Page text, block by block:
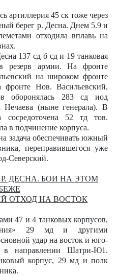
артиллерия 45 ск тоже через
берег р. Десна. Днем 5.9 и
отходила вплавь на
137 сд б сд и 19 танковая
резерв армии. На фронте
на широком фронте
фронте Нов. Васильевский,
оборонялась 283 сд иод
Нечаева (ныне генерала). В
сосредоточена 52 тд тов.
в подчинение корпуса.
задача обеспечивать южный
переправившегося уже
Северский.
ДЕСНА. БОИ НА ЭТОМ
ОТХОД НА ВОСТОК
47 и 4 танковых корпусов,
29 мд и другими
удар на восток и юго-
в направлении Шатри-Ю1.
корпус, 29 мд и полк